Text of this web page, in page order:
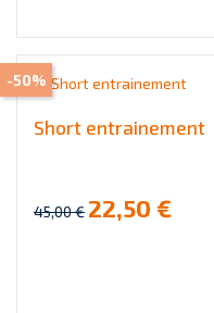
Short entrainement
45,00 € 22,50 €
-50%